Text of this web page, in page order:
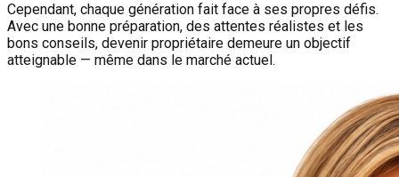
Cependant, chaque génération fait face à ses propres défis.
Avec une bonne préparation, des attentes réalistes et les
bons conseils, devenir propriétaire demeure un objectif
atteignable — même dans le marché actuel.